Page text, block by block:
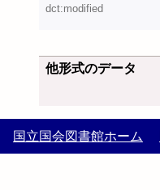
dct:modified
他形式のデータ
国立国会図書館ホーム